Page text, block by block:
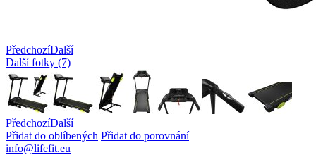
PředchozíDalší
Další fotky (7)
PředchozíDalší
Přidat do oblíbených Přidat do porovnání
info@lifefit.eu